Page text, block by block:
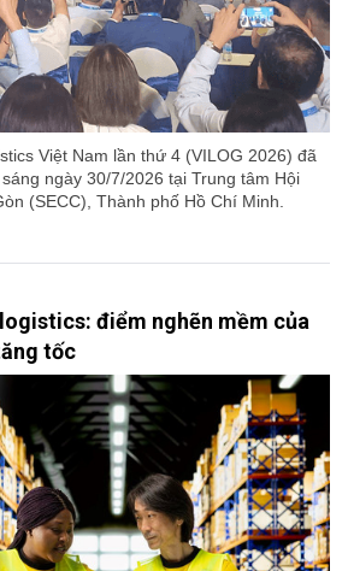
Việt Nam lần thứ 4 (VILOG 2026) đã
ngày 30/7/2026 tại Trung tâm Hội
(SECC), Thành phố Hồ Chí Minh.
điểm nghẽn mềm của
tốc